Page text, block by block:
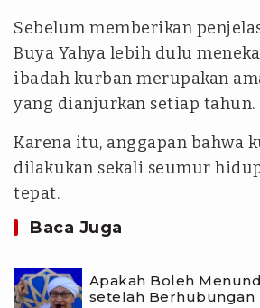
Sebelum memberikan
Buya Yahya lebih dulu
ibadah kurban merupakan
yang dianjurkan setiap tahun.
Karena itu, anggapan bahwa
dilakukan sekali seumur
tepat.
Baca Juga
Apakah Boleh
setelah Berhubungan